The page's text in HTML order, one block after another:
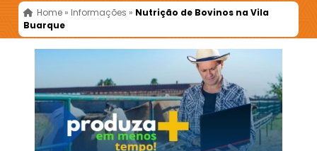
Home » Informações » Nutrição de Bovinos na Vila
Buarque